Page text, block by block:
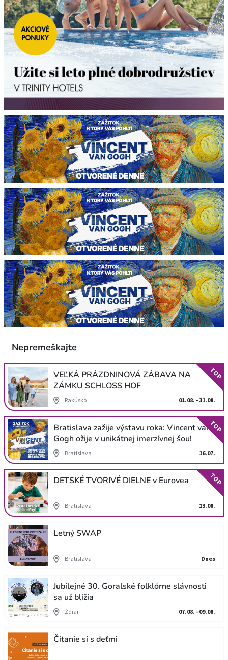
Nepremeškajte
VEĽKÁ PRÁZDNINOVÁ ZÁBAVA NA
ZÁMKU SCHLOSS HOF
Rakúsko 01.08. - 31.08.
TOP
Bratislava zažije výstavu roka: Vincent van
Gogh ožije v unikátnej imerzívnej šou!
Bratislava 16.07.
TOP
DETSKÉ TVORIVÉ DIELNE v Eurovea
Bratislava 13.08.
TOP
Letný SWAP
Bratislava Dnes
Jubilejné 30. Goralské folklórne slávnosti
sa už blížia
Ždiar 07.08. - 09.08.
Čítanie si s deťmi